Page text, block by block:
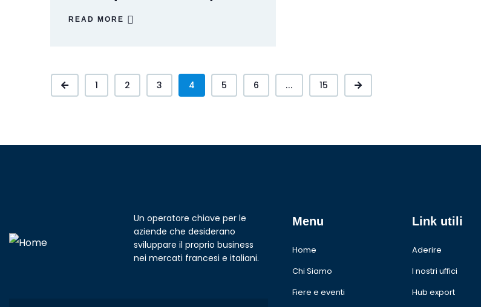
READ MORE
1 2 3 4 5 6 ... 15
Un operatore chiave per le
aziende che desiderano
sviluppare il proprio business
nei mercati francesi e italiani.
Menu
Home
Chi Siamo
Fiere e eventi
Link utili
Aderire
I nostri uffici
Hub export